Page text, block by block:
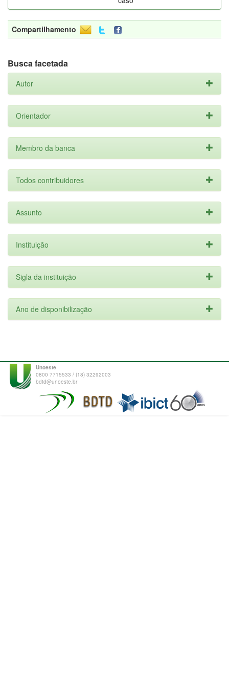
Compartilhamento
Busca facetada
Autor
Orientador
Membro da banca
Todos contribuidores
Assunto
Instituição
Sigla da instituição
Ano de disponibilização
Unoeste
0800 7715533 / (18) 32292003
bdtd@unoeste.br